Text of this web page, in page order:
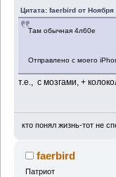
Цитата: faerbird от
Там обычная 4л60е
Отправлено с моего
т.е., с мозгами, +
кто понял жизнь-тот не
faerbird
Патриот